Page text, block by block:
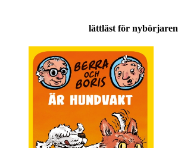
lättläst för nybörjaren